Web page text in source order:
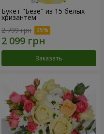
Букет "Безе" из 15 белых
хризантем
2 799 грн
Заказать